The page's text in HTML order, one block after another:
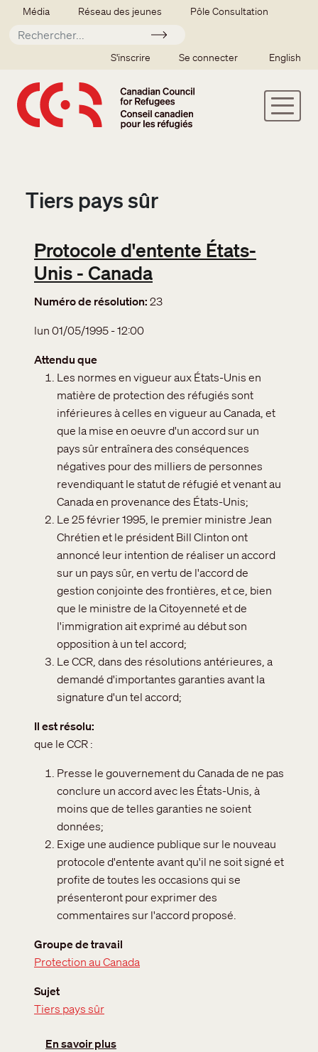
Aller au contenu principal
Secondary menu
Média Réseau des jeunes Pôle Consultation
Soumettre
SSO user menu
S'inscrire Se connecter English
Tiers pays sûr
Protocole d'entente États-
Unis - Canada
Numéro de résolution 23
lun 01/05/1995 - 12:00
Attendu que
Les normes en vigueur aux États-Unis en
matière de protection des réfugiés sont
inférieures à celles en vigueur au Canada, et
que la mise en oeuvre d'un accord sur un
pays sûr entraînera des conséquences
négatives pour des milliers de personnes
revendiquant le statut de réfugié et venant au
Canada en provenance des États-Unis;
Le 25 février 1995, le premier ministre Jean
Chrétien et le président Bill Clinton ont
annoncé leur intention de réaliser un accord
sur un pays sûr, en vertu de l'accord de
gestion conjointe des frontières, et ce, bien
que le ministre de la Citoyenneté et de
l'immigration ait exprimé au début son
opposition à un tel accord;
Le CCR, dans des résolutions antérieures, a
demandé d'importantes garanties avant la
signature d'un tel accord;
Il est résolu
que le CCR :
Presse le gouvernement du Canada de ne pas
conclure un accord avec les États-Unis, à
moins que de telles garanties ne soient
données;
Exige une audience publique sur le nouveau
protocole d'entente avant qu'il ne soit signé et
profite de toutes les occasions qui se
présenteront pour exprimer des
commentaires sur l'accord proposé.
Groupe de travail
Protection au Canada
Sujet
Tiers pays sûr
En savoir plussur Protocole d'entente États-Unis -